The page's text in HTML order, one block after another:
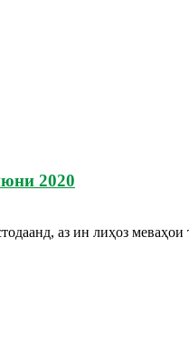
2020
аз ин лиҳоз